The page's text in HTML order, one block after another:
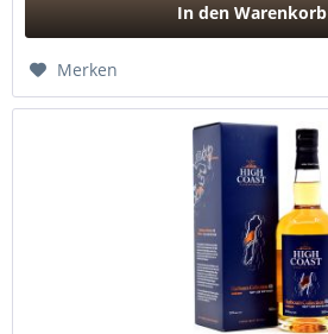
In den Warenkorb
Merken